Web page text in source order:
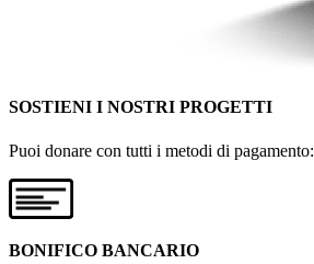
SOSTIENI I NOSTRI PROGETTI
Puoi donare con tutti i metodi di pagamento:
BONIFICO BANCARIO